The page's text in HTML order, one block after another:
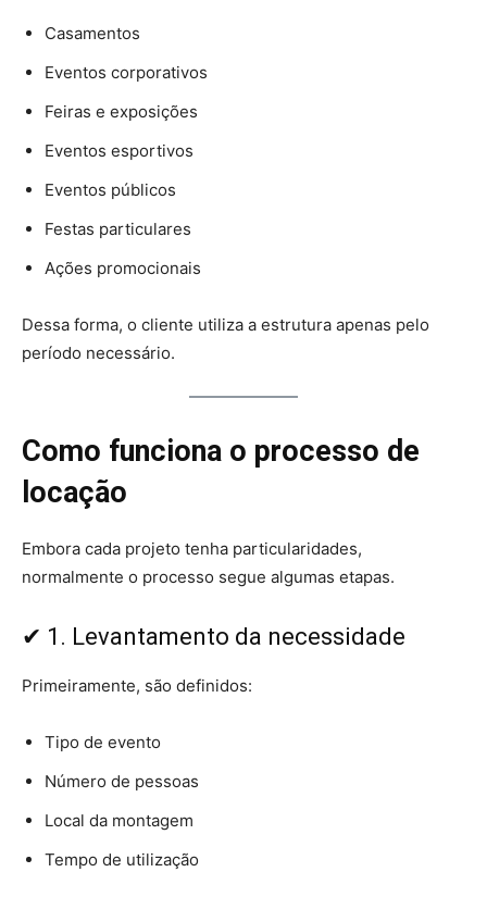
Casamentos
Eventos corporativos
Feiras e exposições
Eventos esportivos
Eventos públicos
Festas particulares
Ações promocionais
Dessa forma, o cliente utiliza a estrutura apenas pelo
período necessário.
Como funciona o processo de
locação
Embora cada projeto tenha particularidades,
normalmente o processo segue algumas etapas.
✔ 1. Levantamento da necessidade
Primeiramente, são definidos:
Tipo de evento
Número de pessoas
Local da montagem
Tempo de utilização